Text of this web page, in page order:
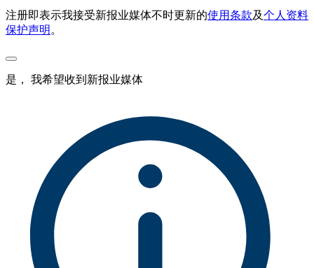
注册即表示我接受新报业媒体不时更新的使用条款及个人资料
保护声明 。
是， 我希望收到新报业媒体